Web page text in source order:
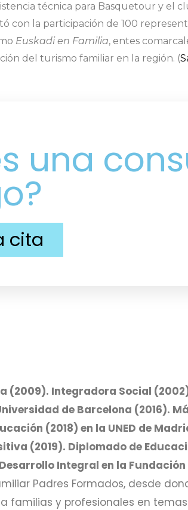
técnica para Basquetour y el
con la participación de 100
Euskadi en Familia, entes
del turismo familiar en la región. (
una
cita
(2009). Integradora Social
de Barcelona (2016).
(2018) en la UNED de
(2019). Diplomado de
Integral en la
Padres Formados, desde
familias y profesionales en